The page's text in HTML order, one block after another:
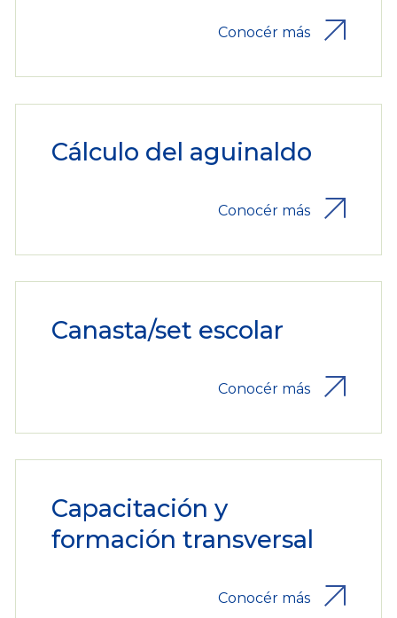
Conocér más
Cálculo del aguinaldo
Conocér más
Canasta/set escolar
Conocér más
Capacitación y
formación transversal
Conocér más